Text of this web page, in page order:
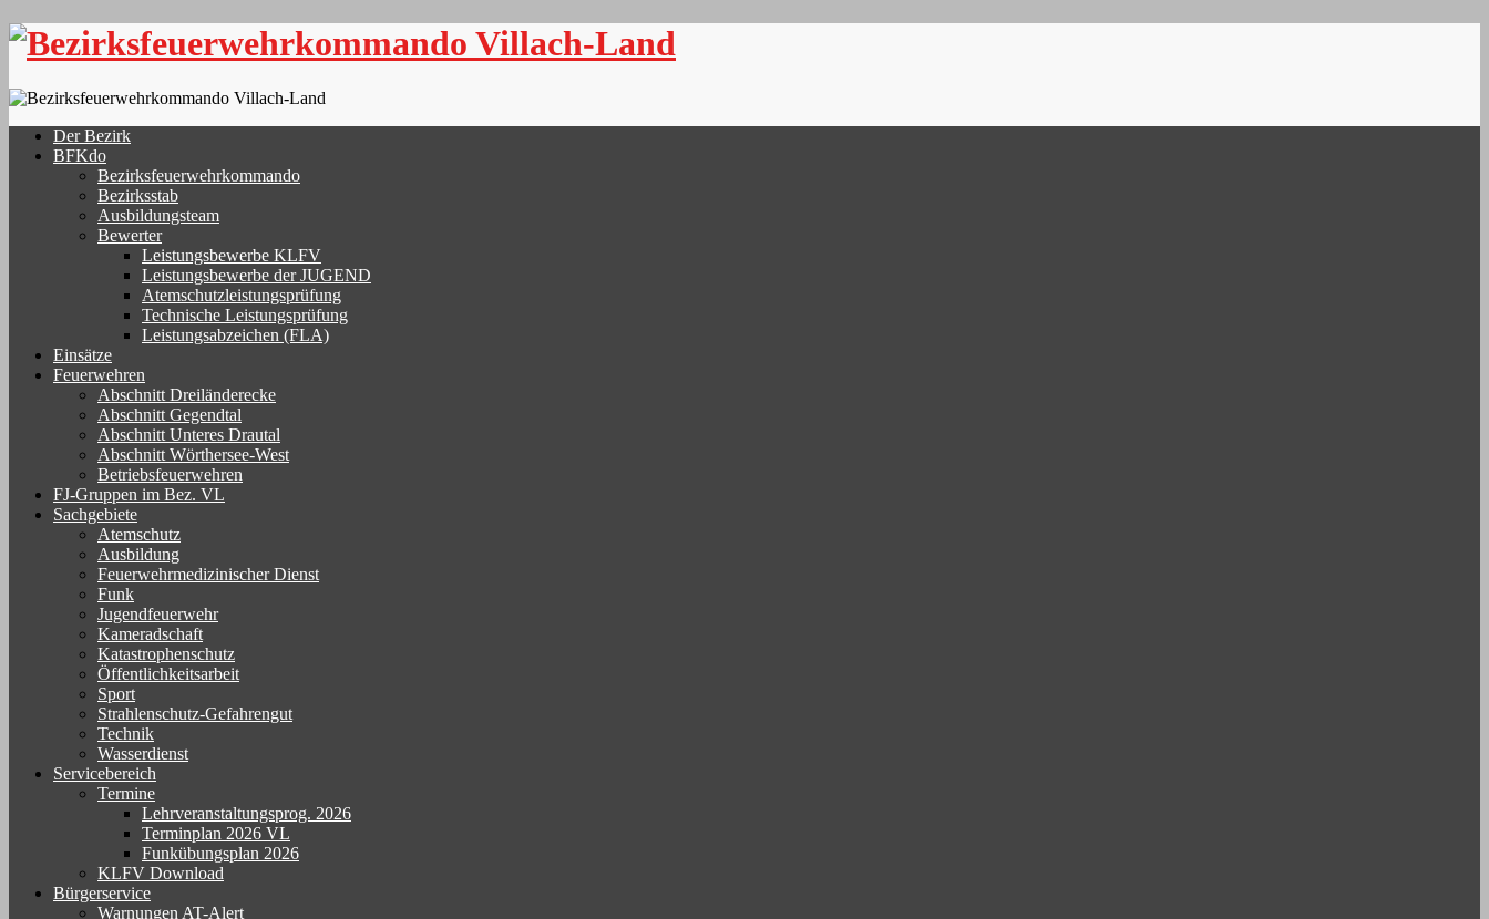
Skip
Der Bezirk
BFKdo
Bezirksfeuerwehrkommando
Bezirksstab
Ausbildungsteam
Bewerter
Leistungsbewerbe KLFV
Leistungsbewerbe der JUGEND
Atemschutzleistungsprüfung
Technische Leistungsprüfung
Leistungsabzeichen (FLA)
Einsätze
Feuerwehren
Abschnitt Dreiländerecke
Abschnitt Gegendtal
Abschnitt Unteres Drautal
Abschnitt Wörthersee-West
Betriebsfeuerwehren
FJ-Gruppen im Bez. VL
Sachgebiete
Atemschutz
Ausbildung
Feuerwehrmedizinischer Dienst
Funk
Jugendfeuerwehr
Kameradschaft
Katastrophenschutz
Öffentlichkeitsarbeit
Sport
Strahlenschutz-Gefahrengut
Technik
Wasserdienst
Servicebereich
Termine
Lehrveranstaltungsprog. 2026
Terminplan 2026 VL
Funkübungsplan 2026
KLFV Download
Bürgerservice
Warnungen AT-Alert